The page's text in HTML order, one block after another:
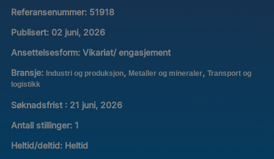
Referansenummer: 51918
Publisert: 02 juni, 2026
Ansettelsesform: Vikariat/ engasjement
Bransje: Industri og produksjon, Metaller og mineraler, Transport og
logistikk
Søknadsfrist : 21 juni, 2026
Antall stillinger: 1
Heltid/deltid: Heltid